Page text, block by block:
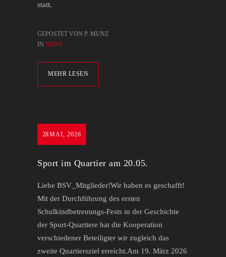
statt.
MEHR LESEN
GEPOSTET VON P. MUNZ
IN NEWS
28MAI, 2026
Sport im Quartier am 20.05.
Liebe BSV_Mitglieder!Wir haben es geschafft!
Mit der Durchführung des ersten
Schulkindbetreuungs-Fests in der Geschichte
der Sport-Quartiere hat die Kooperation
verschiedener Beteiligter wir zugleich das
zweite Quartiersziel erreicht.Am 19. März 2026